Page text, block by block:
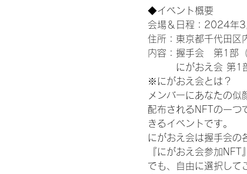
◆イベント概要
会場＆日程：2024年3
住所：東京都千代田
内容：握手会　第1部
にがおえ会 第1部
※にがおえ会とは？
メンバーにあなたの
配布されるNFTの一つ
きるイベントです。
にがおえ会は握手会の
『にがおえ会参加
でも、自由に選択して